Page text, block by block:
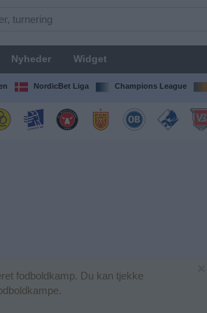
Nyheder Widget
NordicBet Liga Champions League
fodboldkamp. Du kan tjekke